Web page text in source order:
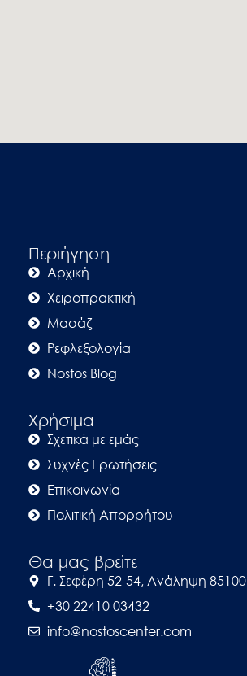
Περιήγηση
Αρχική
Χειροπρακτική
Μασάζ
Ρεφλεξολογία
Nostos Blog
Χρήσιμα
Σχετικά με εμάς
Συχνές Ερωτήσεις
Επικοινωνία
Πολιτική Απορρήτου
Θα μας βρείτε
Γ. Σεφέρη 52-54, Ανάληψη 85100
+30 22410 03432
info@nostoscenter.com